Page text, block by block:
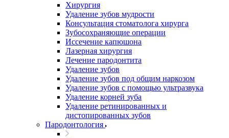
Хирургия
Удаление зубов мудрости
Консультация стоматолога хирурга
Зубосохраняющие операции
Иссечение капюшона
Лазерная хирургия
Лечение пародонтита
Удаление зубов
Удаление зубов под общим наркозом
Удаление зубов с помощью ультразвука
Удаление корней зуба
Удаление ретинированных и
дистопированных зубов
Пародонтология